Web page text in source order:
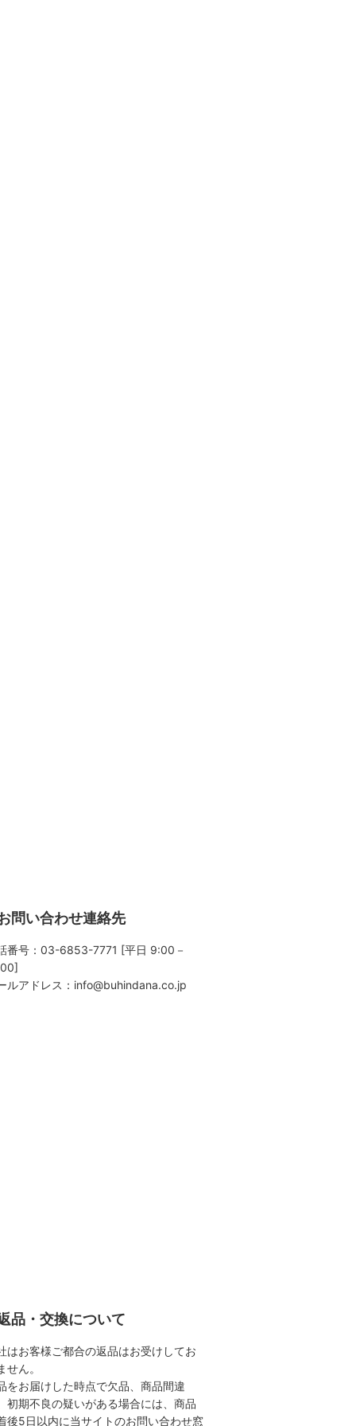
問い合わせ連絡先
番号：03-6853-7771 [平日 9:00－
ルアドレス： info@buhindana.co.jp
品・交換について
はお客様ご都合の返品はお受けしてお
せん。
をお届けした時点で欠品、商品間違
初期不良の疑いがある場合には、商品
後5日以内に当サイトのお問い合わせ窓